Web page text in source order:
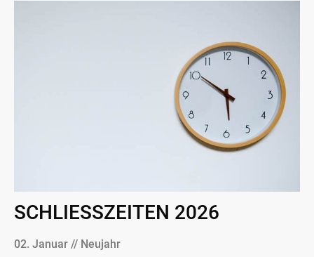
SCHLIESSZEITEN 2026
02. Januar // Neujahr